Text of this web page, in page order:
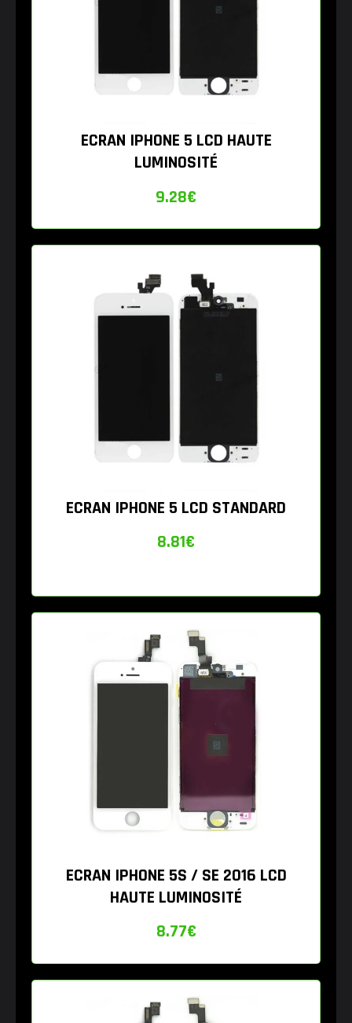
ECRAN IPHONE 5 LCD HAUTE
LUMINOSITÉ
9.28€
ECRAN IPHONE 5 LCD STANDARD
8.81€
ECRAN IPHONE 5S / SE 2016 LCD
HAUTE LUMINOSITÉ
8.77€